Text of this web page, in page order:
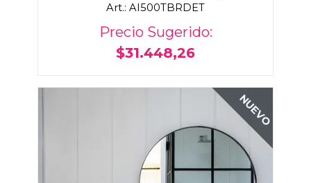
Art.: AI500TBRDET
Precio Sugerido:
$31.448,26
NUEVO